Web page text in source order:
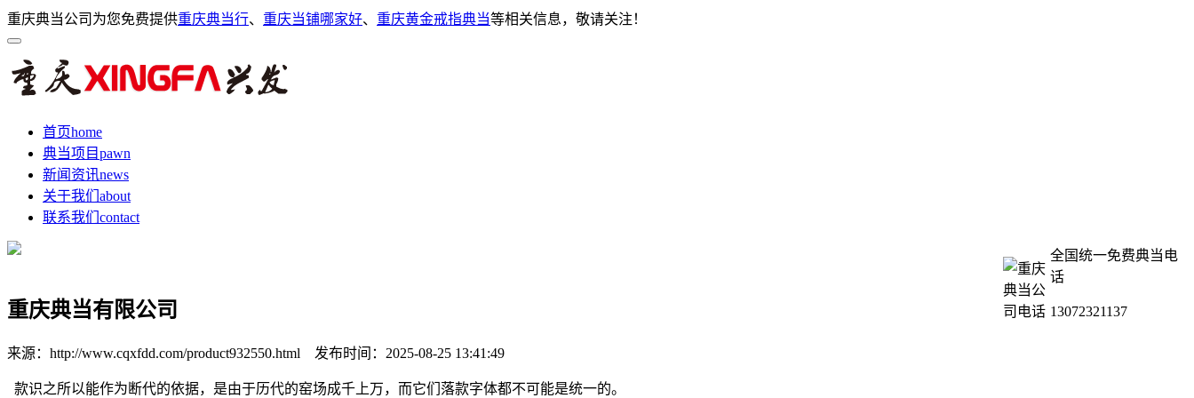
重庆典当公司为您免费提供重庆典当行、 重庆当铺哪家好、 重庆黄金戒指典当等相关信息，敬请关注！
首页home
典当项目pawn
新闻资讯news
关于我们 about
联系我们 contact
全国统一免费典当电
话
13072321137
重庆典当有限公司
来源：http://www.cqxfdd.com/product932550.html 发布时间：2025-08-25 13:41:49
款识之所以能作为断代的依据，是由于历代的窑场成千上万，而它们落款字体都不可能是统一的。